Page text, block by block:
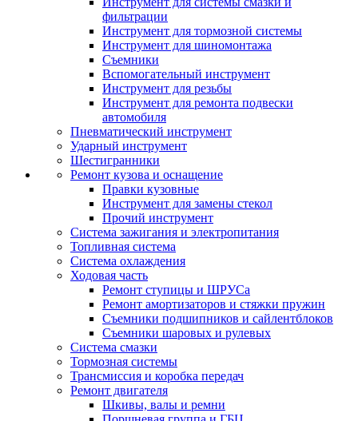
фильтрации
Инструмент для тормозной системы
Инструмент для шиномонтажа
Съемники
Вспомогательный инструмент
Инструмент для резьбы
Инструмент для ремонта подвески
автомобиля
Пневматический инструмент
Ударный инструмент
Шестигранники
Ремонт кузова и оснащение
Правки кузовные
Инструмент для замены стекол
Прочий инструмент
Система зажигания и электропитания
Топливная система
Система охлаждения
Ходовая часть
Ремонт ступицы и ШРУСа
Ремонт амортизаторов и стяжки пружин
Съемники подшипников и сайлентблоков
Съемники шаровых и рулевых
Система смазки
Тормозная системы
Трансмиссия и коробка передач
Ремонт двигателя
Шкивы, валы и ремни